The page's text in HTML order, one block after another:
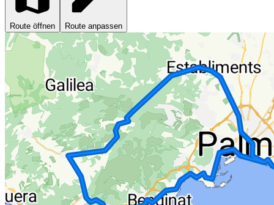
Route öffnen Route anpassen